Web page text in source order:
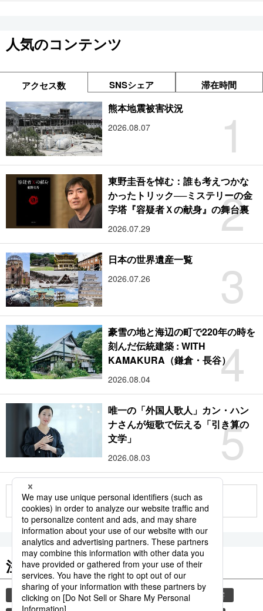
人気のコンテンツ
アクセス数 SNSシェア 滞在時間
1
熊本地震被害状況
2026.08.07
2
東野圭吾を悼む：誰も考えつかな
かったトリック──ミステリーの金
字塔『容疑者Ｘの献身』の舞台裏
2026.07.29
3
日本の世界遺産一覧
2026.07.26
4
豪雪の地と海辺の町で220年の時を
刻んだ伝統建築 : WITH
KAMAKURA（鎌倉・長谷）
2026.08.04
5
唯一の「外国人歌人」カン・ハン
ナさんが短歌で伝える「引き算の
文学」
2026.08.03
もっと見る
注目のキーワード
共同通信ニュース 気象・災害 観光
災害